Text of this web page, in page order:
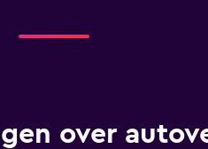
over